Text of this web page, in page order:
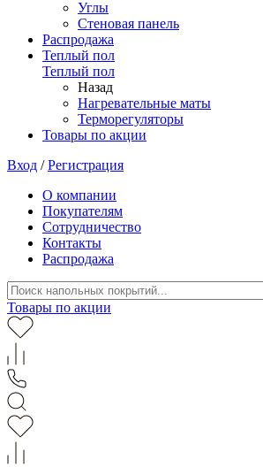
Углы
Стеновая панель
Распродажа
Теплый пол
Теплый пол
Назад
Нагревательные маты
Терморегуляторы
Товары по акции
Вход /Регистрация
О компании
Покупателям
Сотрудничество
Контакты
Распродажа
Товары по акции